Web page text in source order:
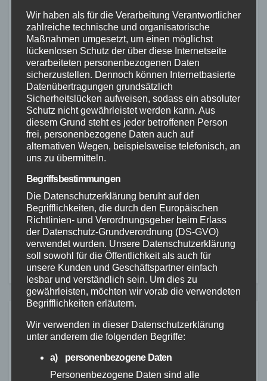
Windräder oder Stromleitungen frühzeitig
erkennen.
(PM MdI)
Beitragsnavigation
Auto
überschlägt
sich an
Bahnübergang
Menschen
schwer verletzt
Rheinland-Pfalz
verfügt über eines der
dichtesten
Luftrettungsnetze der
Republik“ /
Unverständnis für
Kritik am Standort
Mainz
Related Post
ALTENKIRCHEN FEUERWEHR POLIZEI
Wir haben als für die Verarbeitung Verantwortlicher
zahlreiche technische und organisatorische
Maßnahmen umgesetzt, um einen möglichst
lückenlosen Schutz der über diese Internetseite
verarbeiteten personenbezogenen Daten
sicherzustellen. Dennoch können Internetbasierte
Datenübertragungen grundsätzlich
Sicherheitslücken aufweisen, sodass ein absoluter
Schutz nicht gewährleistet werden kann. Aus
diesem Grund steht es jeder betroffenen Person
frei, personenbezogene Daten auch auf
alternativen Wegen, beispielsweise telefonisch, an
uns zu übermitteln.
Begriffsbestimmungen
Die Datenschutzerklärung beruht auf den
Begrifflichkeiten, die durch den Europäischen
Richtlinien- und Verordnungsgeber beim Erlass
der Datenschutz-Grundverordnung (DS-GVO)
verwendet wurden. Unsere Datenschutzerklärung
soll sowohl für die Öffentlichkeit als auch für
unsere Kunden und Geschäftspartner einfach
lesbar und verständlich sein. Um dies zu
gewährleisten, möchten wir vorab die verwendeten
Begrifflichkeiten erläutern.
Wir verwenden in dieser Datenschutzerklärung
unter anderem die folgenden Begriffe:
a) personenbezogene Daten
Personenbezogene Daten sind alle